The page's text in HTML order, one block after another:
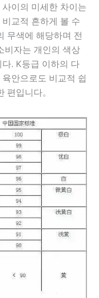
이의 미세한 차이는
교적 흔하게 볼 수
무색에 해당하며 전
비자는 개인의 색상
. K등급 이하의 다
안으로도 비교적 쉽
편입니다。